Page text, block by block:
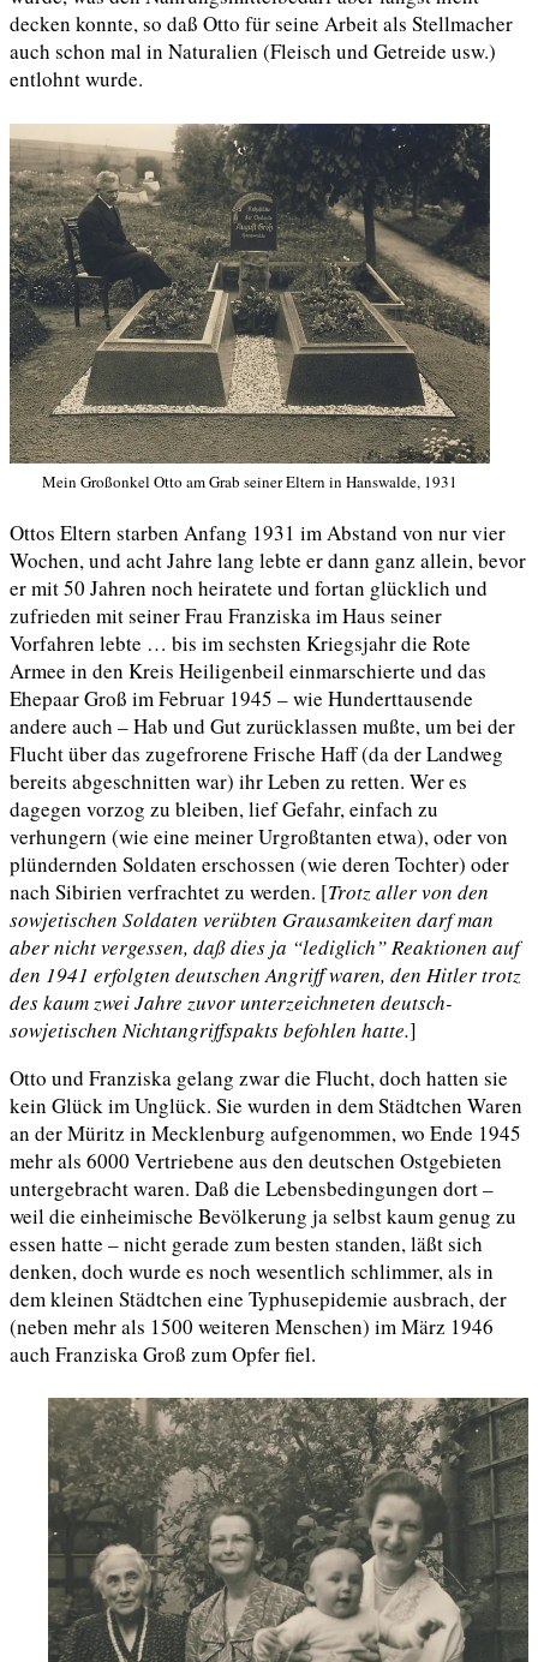
decken konnte, so daß Otto für seine Arbeit als Stellmacher
auch schon mal in Naturalien (Fleisch und Getreide usw.)
entlohnt wurde.
Mein Großonkel Otto am Grab seiner Eltern in Hanswalde, 1931
Ottos Eltern starben Anfang 1931 im Abstand von nur vier
Wochen, und acht Jahre lang lebte er dann ganz allein, bevor
er mit 50 Jahren noch heiratete und fortan glücklich und
zufrieden mit seiner Frau Franziska im Haus seiner
Vorfahren lebte … bis im sechsten Kriegsjahr die Rote
Armee in den Kreis Heiligenbeil einmarschierte und das
Ehepaar Groß im Februar 1945 – wie Hunderttausende
andere auch – Hab und Gut zurücklassen mußte, um bei der
Flucht über das zugefrorene Frische Haff (da der Landweg
bereits abgeschnitten war) ihr Leben zu retten. Wer es
dagegen vorzog zu bleiben, lief Gefahr, einfach zu
verhungern (wie eine meiner Urgroßtanten etwa), oder von
plündernden Soldaten erschossen (wie deren Tochter) oder
nach Sibirien verfrachtet zu werden. [Trotz aller von den
sowjetischen Soldaten verübten Grausamkeiten darf man
aber nicht vergessen, daß dies ja “lediglich” Reaktionen auf
den 1941 erfolgten deutschen Angriff waren, den Hitler trotz
des kaum zwei Jahre zuvor unterzeichneten deutsch-
sowjetischen Nichtangriffspakts befohlen hatte.]
Otto und Franziska gelang zwar die Flucht, doch hatten sie
kein Glück im Unglück. Sie wurden in dem Städtchen Waren
an der Müritz in Mecklenburg aufgenommen, wo Ende 1945
mehr als 6000 Vertriebene aus den deutschen Ostgebieten
untergebracht waren. Daß die Lebensbedingungen dort –
weil die einheimische Bevölkerung ja selbst kaum genug zu
essen hatte – nicht gerade zum besten standen, läßt sich
denken, doch wurde es noch wesentlich schlimmer, als in
dem kleinen Städtchen eine Typhusepidemie ausbrach, der
(neben mehr als 1500 weiteren Menschen) im März 1946
auch Franziska Groß zum Opfer fiel.